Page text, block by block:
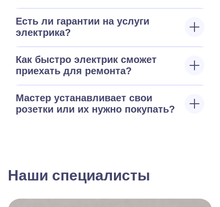
Есть ли гарантии на услуги
электрика?
Как быстро электрик сможет
приехать для ремонта?
Мастер устанавливает свои
розетки или их нужно покупать?
Наши специалисты